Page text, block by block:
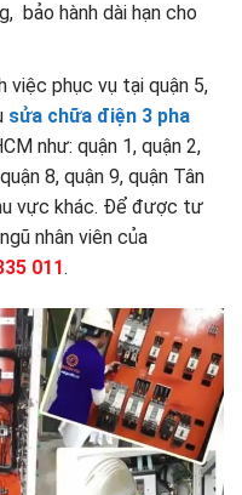
bảo hành dài hạn cho
việc phục vụ tại quận 5,
sửa chữa điện 3 pha
như: quận 1, quận 2,
8, quận 9, quận Tân
vực khác. Để được tư
nhân viên của
011.